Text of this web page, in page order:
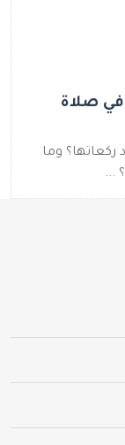
في صلاة
وما
...